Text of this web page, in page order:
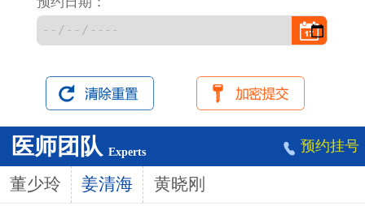
医师团队 Experts 预约挂号
董少玲 姜清海 黄晓刚